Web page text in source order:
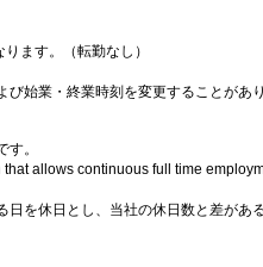
ます。（転勤なし）
始業・終業時刻を変更することがあり
。
allows continuous full time
を休日とし、当社の休日数と差があ